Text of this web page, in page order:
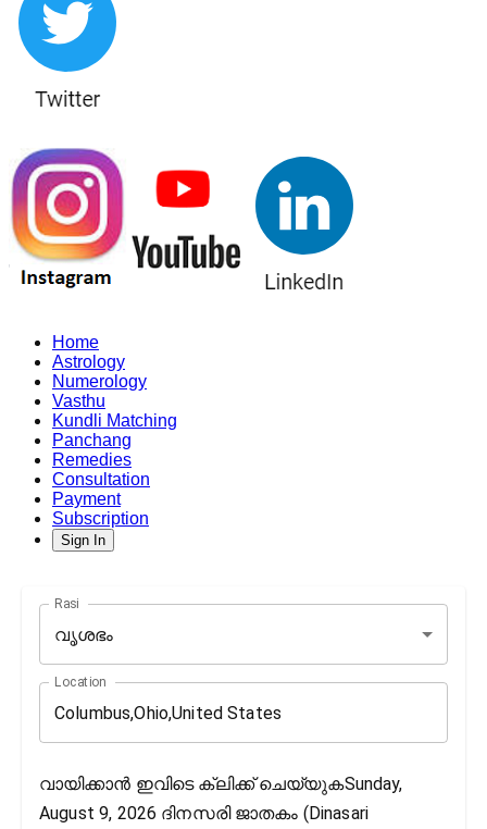
Home
Astrology
Numerology
Vasthu
Kundli Matching
Panchang
Remedies
Consultation
Payment
Subscription
Sign In
Rasi
വൃശഭം
Location
വായിക്കാൻ ഇവിടെ ക്ലിക്ക് ചെയ്യുകSunday,
August 9, 2026 ദിനസരി ജാതകം (Dinasari